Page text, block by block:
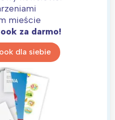
mieście
za darmo!
dla siebie